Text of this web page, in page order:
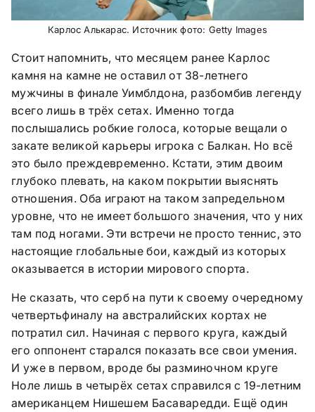
Карлос Алькарас. Источник фото: Getty Images
Стоит напомнить, что месяцем ранее Карлос
камня на камне не оставил от 38-летнего
мужчины в финале Уимблдона, разбомбив легенду
всего лишь в трёх сетах. Именно тогда
послышались робкие голоса, которые вещали о
закате великой карьеры игрока с Балкан. Но всё
это было преждевременно. Кстати, этим двоим
глубоко плевать, на каком покрытии выяснять
отношения. Оба играют на таком запредельном
уровне, что не имеет большого значения, что у них
там под ногами. Эти встречи не просто теннис, это
настоящие глобальные бои, каждый из которых
оказывается в истории мирового спорта.
Не сказать, что серб на пути к своему очередному
четвертьфиналу на австралийских кортах не
потратил сил. Начиная с первого круга, каждый
его оппонент старался показать все свои умения.
И уже в первом, вроде бы разминочном круге
Ноле лишь в четырёх сетах справился с 19-летним
американцем Нишешем Басаваредди. Ещё один